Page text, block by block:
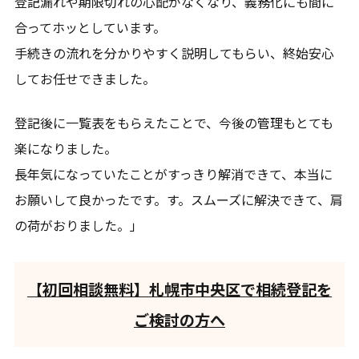
合ってホッとしています。
手続きの流れを分かりやすく説明してもらい、終始安心
してお任せできました。
登記後に一覧表をもらえたことで、今後の管理もとても
楽になりました。
長年気になっていたことがすっきり解消できて、本当に
お願いして良かったです。す。スムーズに解決できて、肩
の荷がおりました。」
【初回相談無料】札幌市中央区で相続登記を
ご検討の方へ